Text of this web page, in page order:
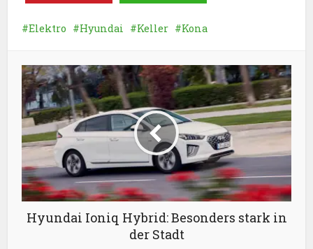
Elektro Hyundai Keller Kona
Hyundai Ioniq Hybrid: Besonders stark in
der Stadt